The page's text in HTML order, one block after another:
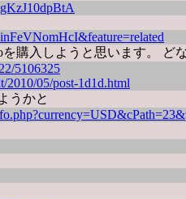
購入しようと思います。 ど
5106325
2010/05/post-1d1d.html
うかと